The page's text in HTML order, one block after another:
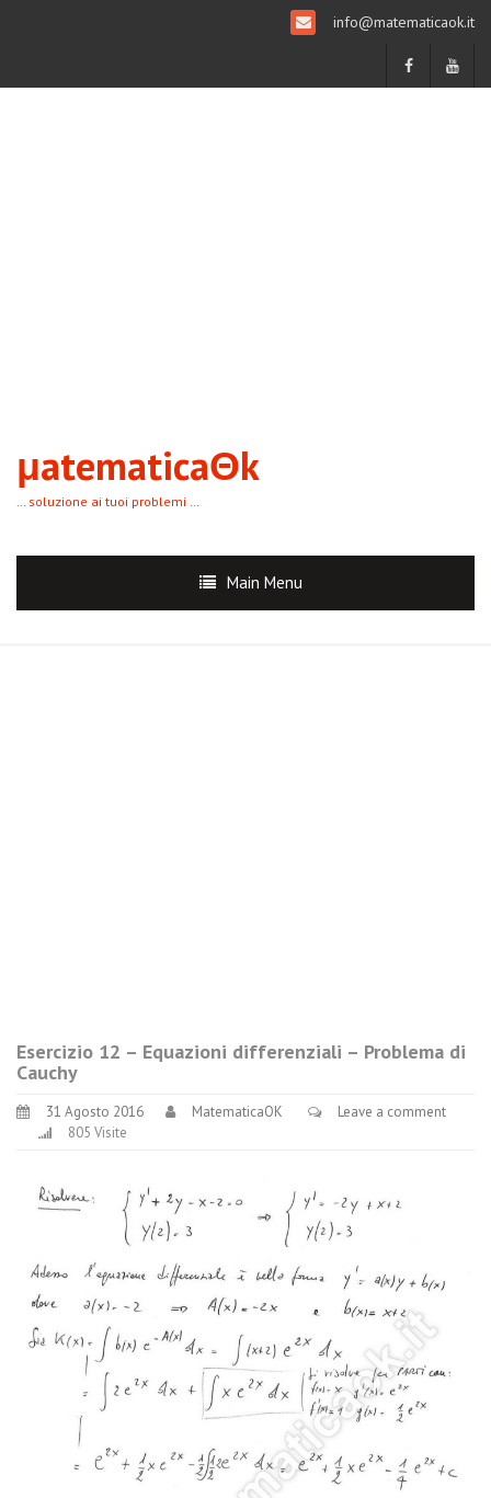
info@matematicaok.it
μatematicaΘk
… soluzione ai tuoi problemi …
Main Menu
Esercizio 12 – Equazioni differenziali – Problema di
Cauchy
31 Agosto 2016 MatematicaOK
Leave a comment
805 Visite